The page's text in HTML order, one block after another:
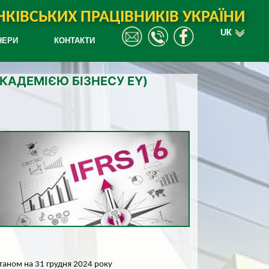
ПРАЦІВНИКІВ УКРАЇНИ
КОНТАКТИ
UK
БІЗНЕСУ EY)
на 31 грудня 2024 року